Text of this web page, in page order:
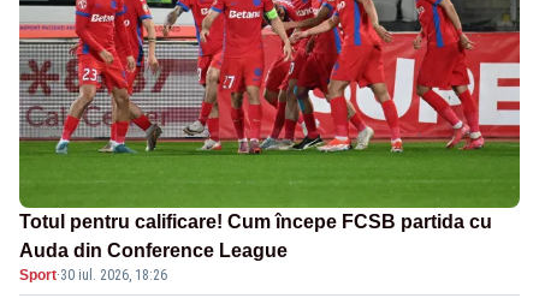
Totul pentru calificare! Cum începe FCSB partida cu
Auda din Conference League
Sport·30 iul. 2026, 18:26